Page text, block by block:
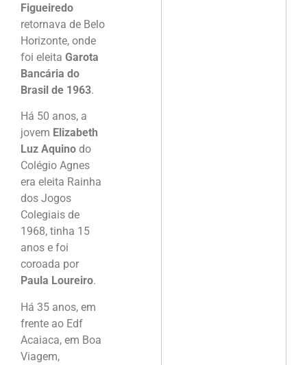
Figueiredo
retornava de Belo
Horizonte, onde
foi eleita Garota
Bancária do
Brasil de 1963.
Há 50 anos, a
jovem Elizabeth
Luz Aquino do
Colégio Agnes
era eleita Rainha
dos Jogos
Colegiais de
1968, tinha 15
anos e foi
coroada por
Paula Loureiro.
Há 35 anos, em
frente ao Edf
Acaiaca, em Boa
Viagem,